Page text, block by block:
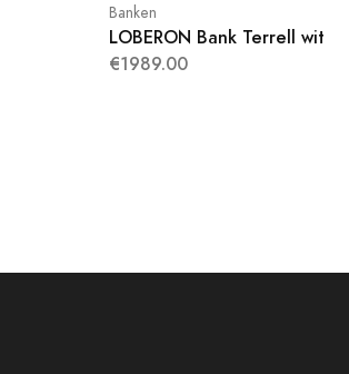
Banken
LOBERON Bank Terrell wit
€1989.00